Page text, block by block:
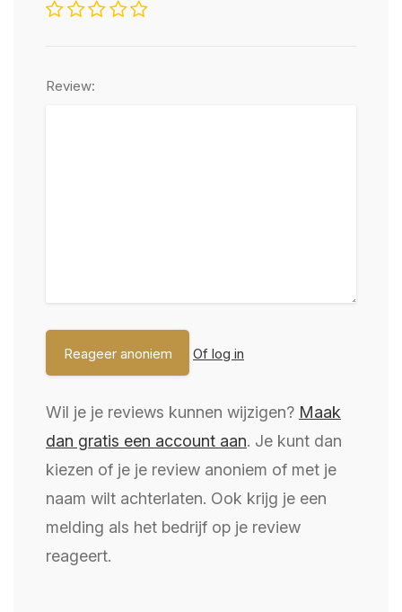
Review:
Of log in
Wil je je reviews kunnen wijzigen? Maak
dan gratis een account aan. Je kunt dan
kiezen of je je review anoniem of met je
naam wilt achterlaten. Ook krijg je een
melding als het bedrijf op je review
reageert.